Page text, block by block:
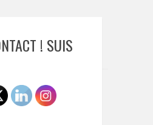
! SUIS